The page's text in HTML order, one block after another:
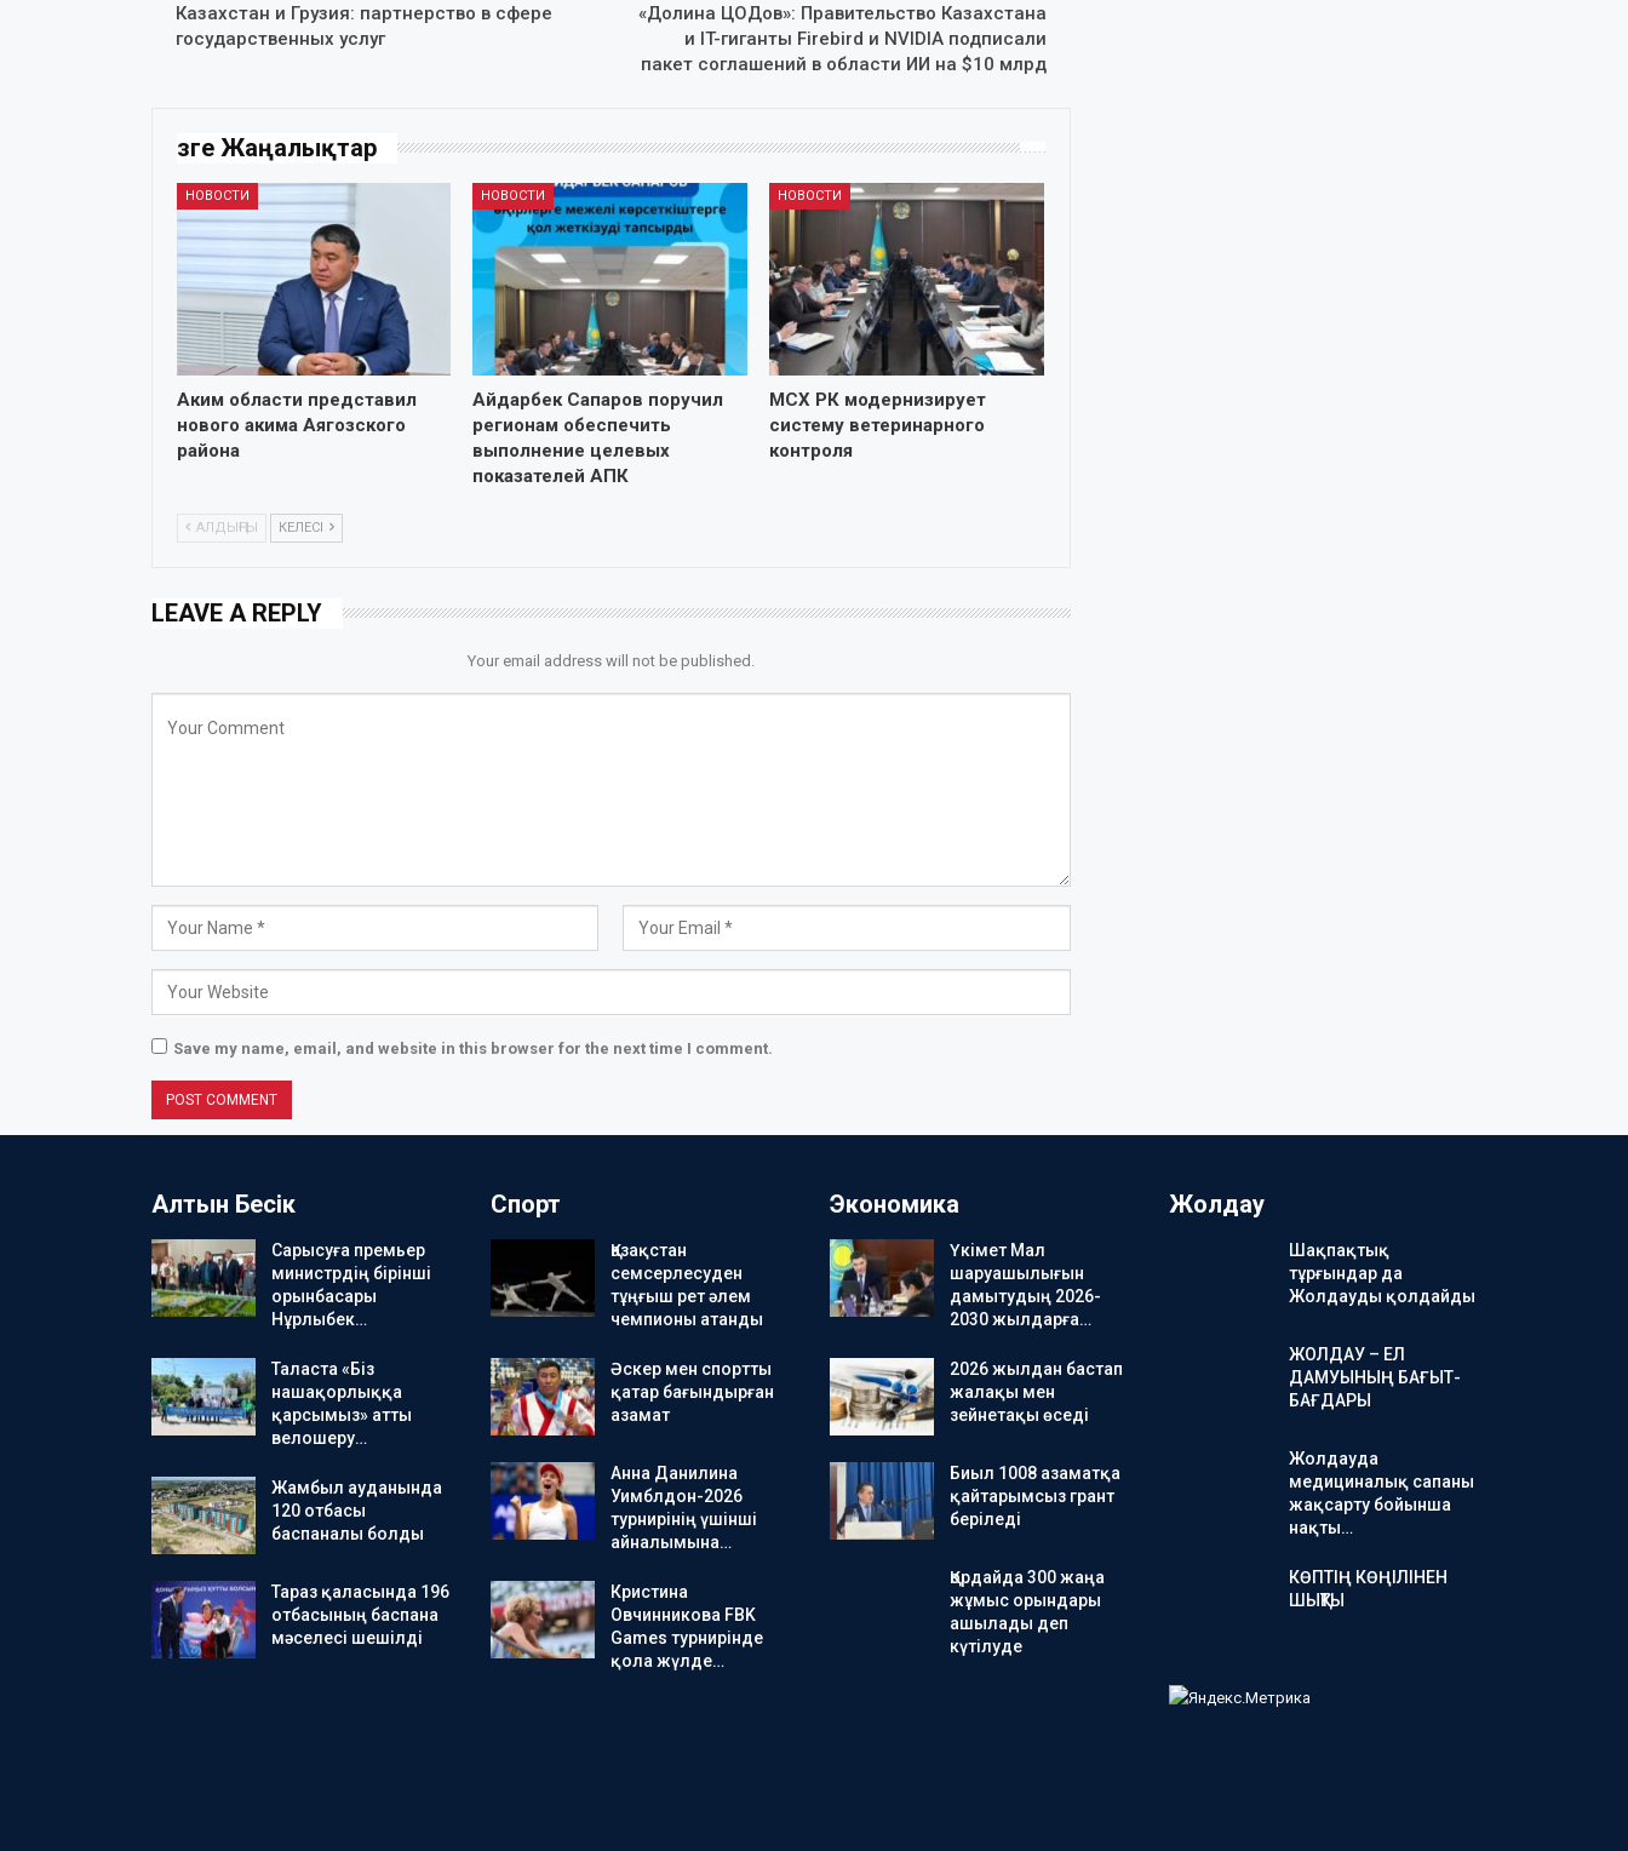
Казахстан и Грузия: партнерство в сфере
государственных услуг
«Долина ЦОДов»: Правительство Казахстана
и IT-гиганты Firebird и NVIDIA подписали
пакет соглашений в области ИИ на $10 млрд
Өзге Жаңалықтар
НОВОСТИ
Аким области представил
нового акима Аягозского
района
НОВОСТИ
Айдарбек Сапаров поручил
регионам обеспечить
выполнение целевых
показателей АПК
НОВОСТИ
МСХ РК модернизирует
систему ветеринарного
контроля
АЛДЫҢҒЫ КЕЛЕСІ
LEAVE A REPLY
Your email address will not be published.
Save my name, email, and website in this browser for the next time I comment.
Алтын Бесік
Сарысуға премьер
министрдің бірінші
орынбасары
Нұрлыбек…
Таласта «Біз
нашақорлыққа
қарсымыз» атты
велошеру…
Жамбыл ауданында
120 отбасы
баспаналы болды
Тараз қаласында 196
отбасының баспана
мәселесі шешілді
Спорт
Қазақстан
семсерлесуден
тұңғыш рет әлем
чемпионы атанды
Әскер мен спортты
қатар бағындырған
азамат
Анна Данилина
Уимблдон-2026
турнирінің үшінші
айналымына…
Кристина
Овчинникова FBK
Games турнирінде
қола жүлде…
Экономика
Үкімет Мал
шаруашылығын
дамытудың 2026-
2030 жылдарға…
2026 жылдан бастап
жалақы мен
зейнетақы өседі
Биыл 1008 азаматқа
қайтарымсыз грант
беріледі
Қордайда 300 жаңа
жұмыс орындары
ашылады деп
күтілуде
Жолдау
Шақпақтық
тұрғындар да
Жолдауды қолдайды
ЖОЛДАУ – ЕЛ
ДАМУЫНЫҢ БАҒЫТ-
БАҒДАРЫ
Жолдауда
медициналық сапаны
жақсарту бойынша
нақты…
КӨПТІҢ КӨҢІЛІНЕН
ШЫҚТЫ